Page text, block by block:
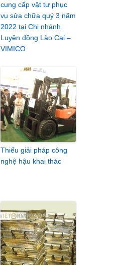
cung cấp vật tư phục
vụ sửa chữa quý 3 năm
2022 tại Chi nhánh
Luyện đồng Lào Cai –
VIMICO
Thiếu giải pháp công
nghệ hậu khai thác